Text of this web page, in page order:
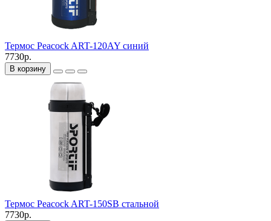
Термос Peacock ART-120AY синий
7730р.
В корзину
Термос Peacock ART-150SB стальной
7730р.